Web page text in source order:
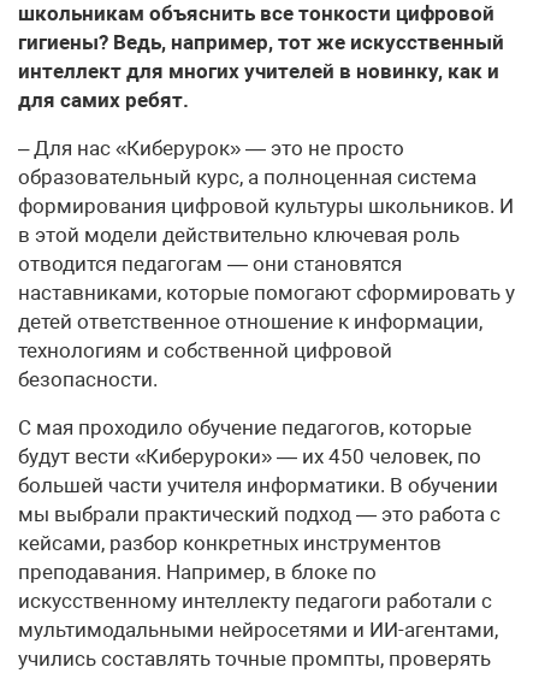
школьникам объяснить все тонкости цифровой
гигиены? Ведь, например, тот же искусственный
интеллект для многих учителей в новинку, как и
для самих ребят.
– Для нас «Киберурок» — это не просто
образовательный курс, а полноценная система
формирования цифровой культуры школьников. И
в этой модели действительно ключевая роль
отводится педагогам — они становятся
наставниками, которые помогают сформировать у
детей ответственное отношение к информации,
технологиям и собственной цифровой
безопасности.
С мая проходило обучение педагогов, которые
будут вести «Киберуроки» — их 450 человек, по
большей части учителя информатики. В обучении
мы выбрали практический подход — это работа с
кейсами, разбор конкретных инструментов
преподавания. Например, в блоке по
искусственному интеллекту педагоги работали с
мультимодальными нейросетями и ИИ-агентами,
учились составлять точные промпты, проверять